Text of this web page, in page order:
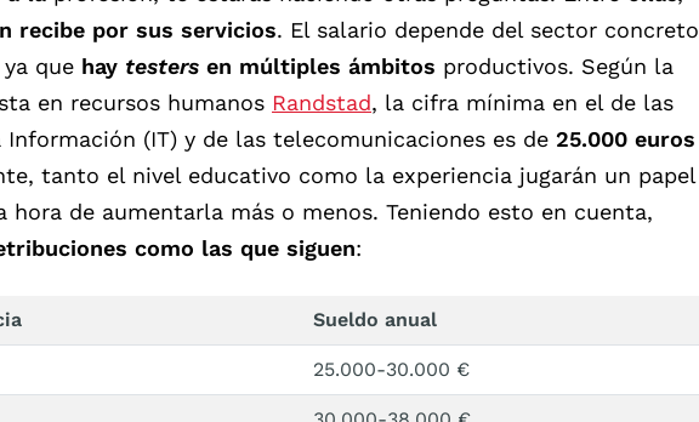
recibe por sus servicios. El salario depende del sector concreto
que hay testers en múltiples ámbitos productivos. Según la
en recursos humanos Randstad, la cifra mínima en el de las
Información (IT) y de las telecomunicaciones es de 25.000 euros
tanto el nivel educativo como la experiencia jugarán un papel
hora de aumentarla más o menos. Teniendo esto en cuenta,
como las que siguen:
Sueldo anual
25.000-30.000 €